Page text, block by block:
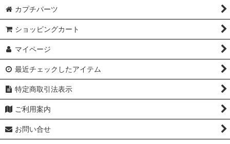
カプチパーツ
ショッピングカート
マイページ
最近チェックしたアイテム
特定商取引法表示
ご利用案内
お問い合せ